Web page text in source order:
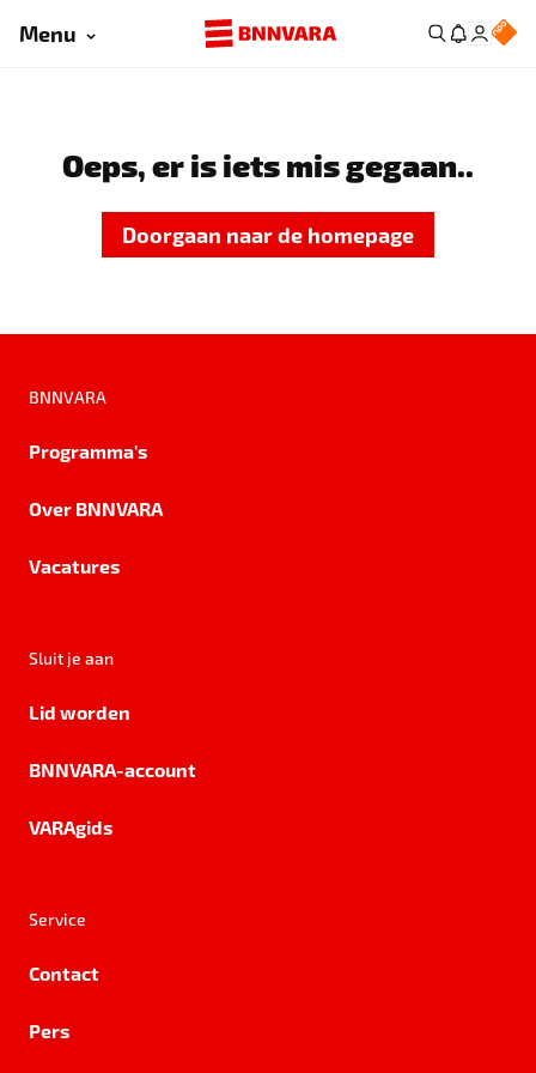
Menu
Oeps, er is iets mis gegaan..
Doorgaan naar de homepage
BNNVARA
Programma's
Over BNNVARA
Vacatures
Sluit je aan
Lid worden
BNNVARA-account
VARAgids
Service
Contact
Pers